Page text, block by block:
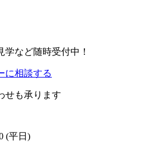
など随時受付中！
に相談する
せも承ります
(平日)